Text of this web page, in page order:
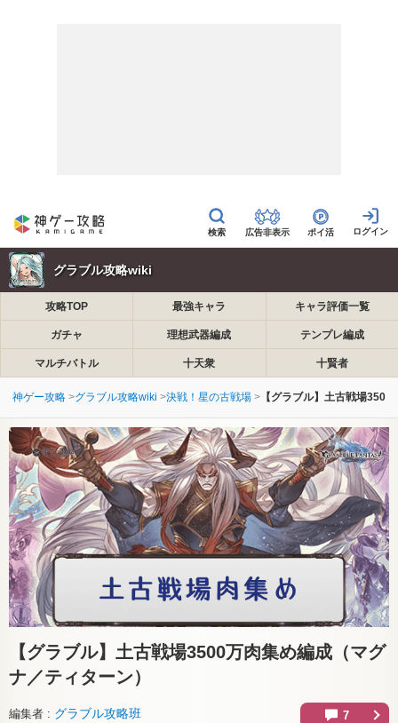
広告非表示 ポイ活
グラブル攻略wiki
攻略TOP 最強キャラ キャラ評価一覧
ガチャ 理想武器編成 テンプレ編成
マルチバトル 十天衆 十賢者
神ゲー攻略 グラブル攻略wiki 決戦！星の古戦場 【グラブル】土古戦場
【グラブル】 土古戦場3500万肉集め編成（マグ
ナ／ティターン）
編集者 グラブル攻略班 7